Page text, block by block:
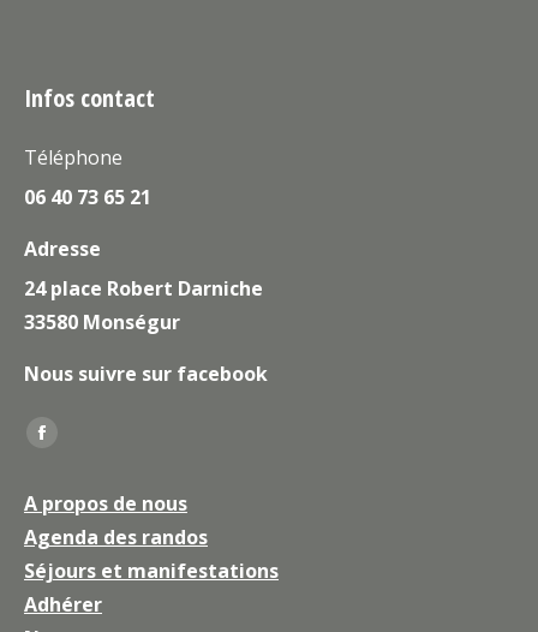
Infos contact
Téléphone
06 40 73 65 21
Adresse
24 place Robert Darniche
33580 Monségur
Nous suivre sur facebook
Trouvez nous sur :
La
Facebook
s'ouvre
dans
une
A propos de nous
Agenda des randos
Séjours et manifestations
Adhérer